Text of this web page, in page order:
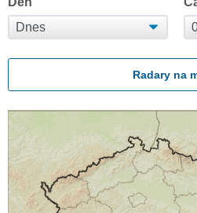
Radary na